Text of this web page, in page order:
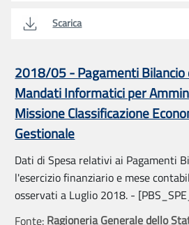
Scarica
2018/05 - Pagamenti Bilancio
Mandati Informatici per
Missione Classificazione
Gestionale
Dati di Spesa relativi ai Pagamenti
l'esercizio finanziario e mese
osservati a Luglio 2018. -
Fonte: Ragioneria Generale dello